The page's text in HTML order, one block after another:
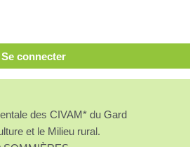
Se connecter
des CIVAM* du Gard
et le Milieu rural.